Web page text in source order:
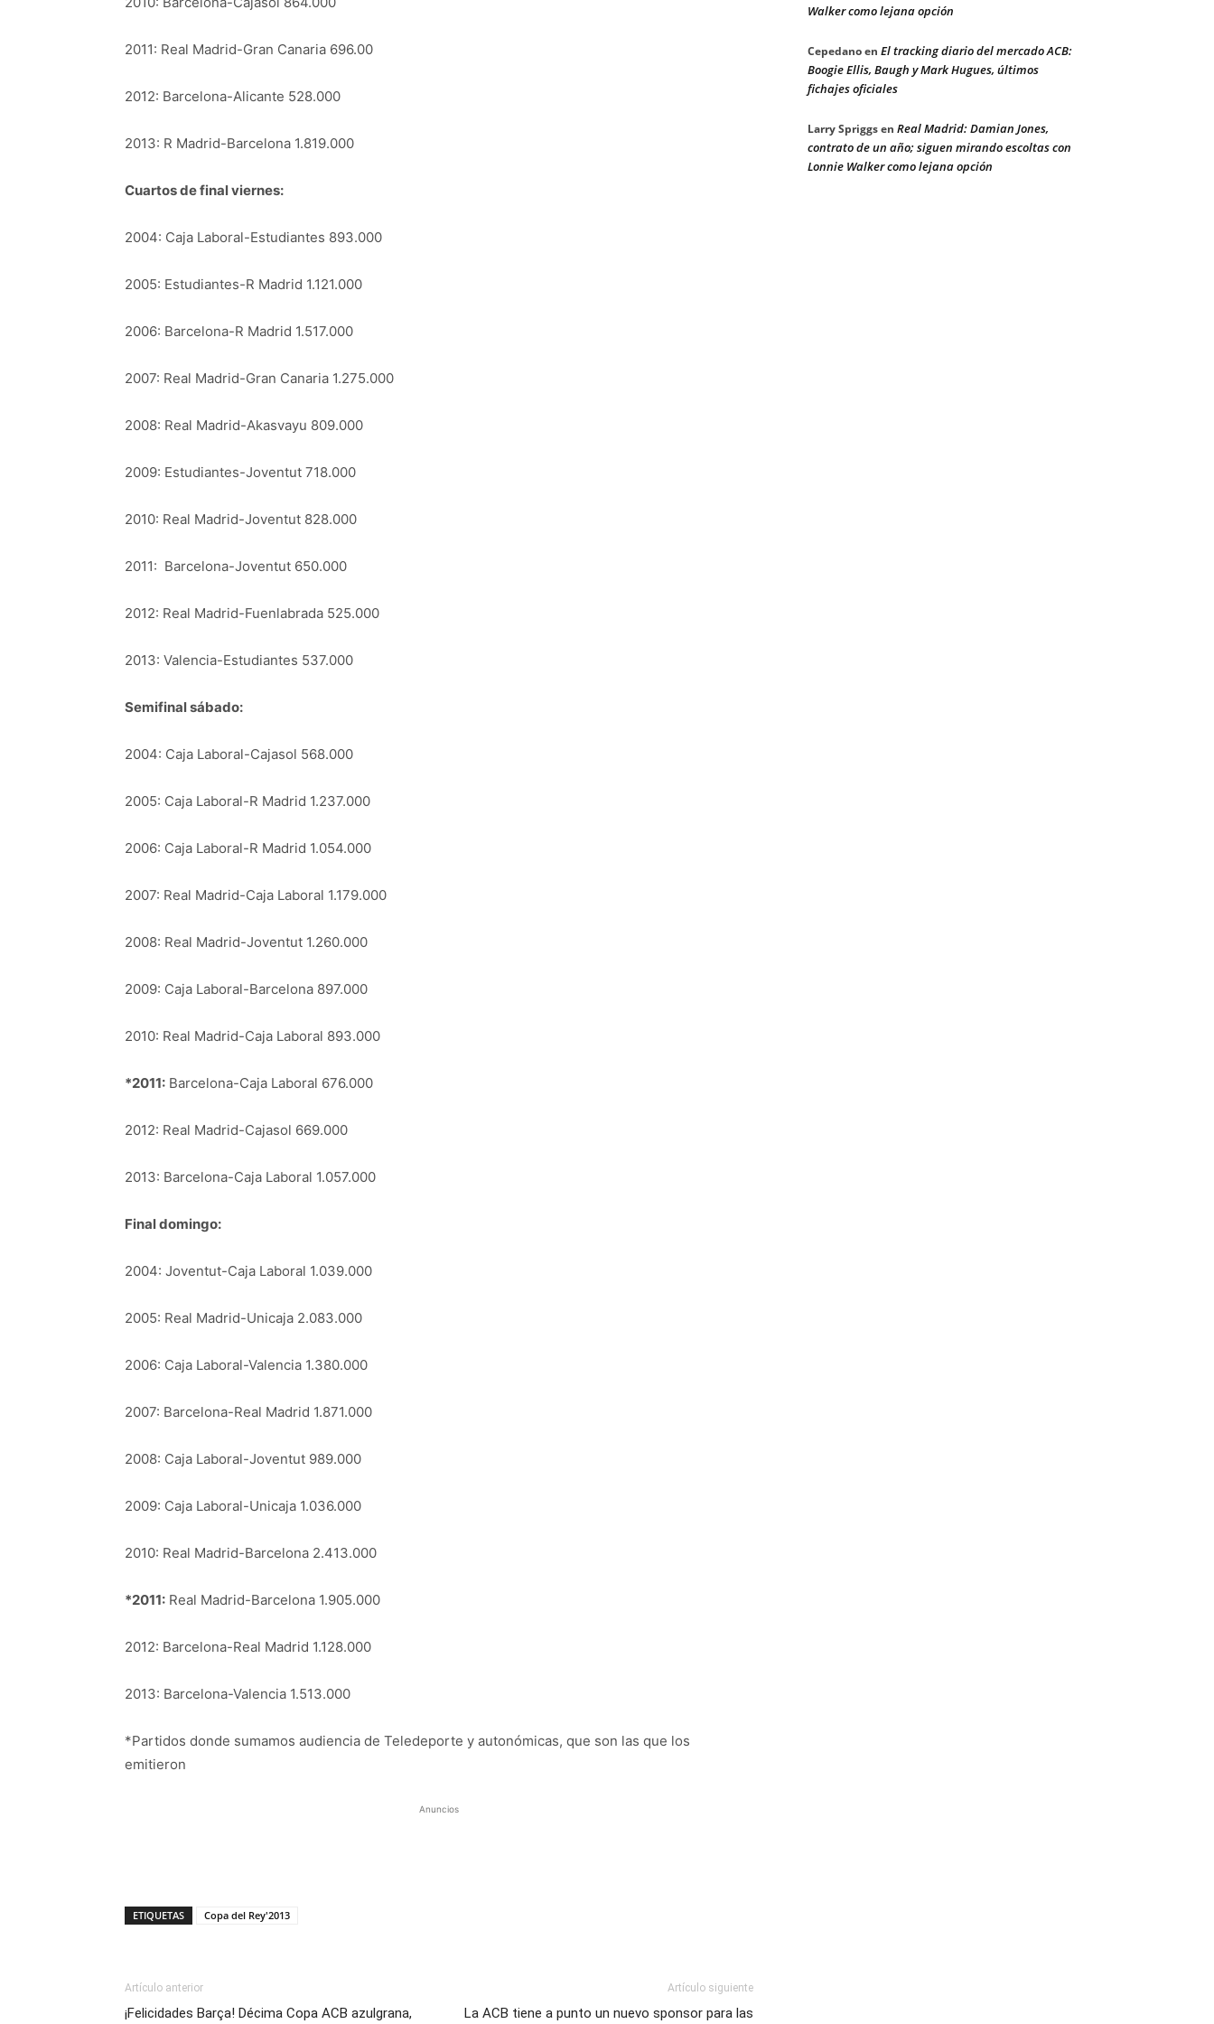
2011: Real Madrid-Gran Canaria 696.00
2012: Barcelona-Alicante 528.000
2013: R Madrid-Barcelona 1.819.000
Cuartos de final viernes:
2004: Caja Laboral-Estudiantes 893.000
2005: Estudiantes-R Madrid 1.121.000
2006: Barcelona-R Madrid 1.517.000
2007: Real Madrid-Gran Canaria 1.275.000
2008: Real Madrid-Akasvayu 809.000
2009: Estudiantes-Joventut 718.000
2010: Real Madrid-Joventut 828.000
2011: Barcelona-Joventut 650.000
2012: Real Madrid-Fuenlabrada 525.000
2013: Valencia-Estudiantes 537.000
Semifinal sábado:
2004: Caja Laboral-Cajasol 568.000
2005: Caja Laboral-R Madrid 1.237.000
2006: Caja Laboral-R Madrid 1.054.000
2007: Real Madrid-Caja Laboral 1.179.000
2008: Real Madrid-Joventut 1.260.000
2009: Caja Laboral-Barcelona 897.000
2010: Real Madrid-Caja Laboral 893.000
*2011: Barcelona-Caja Laboral 676.000
2012: Real Madrid-Cajasol 669.000
2013: Barcelona-Caja Laboral 1.057.000
Final domingo:
2004: Joventut-Caja Laboral 1.039.000
2005: Real Madrid-Unicaja 2.083.000
2006: Caja Laboral-Valencia 1.380.000
2007: Barcelona-Real Madrid 1.871.000
2008: Caja Laboral-Joventut 989.000
2009: Caja Laboral-Unicaja 1.036.000
2010: Real Madrid-Barcelona 2.413.000
*2011: Real Madrid-Barcelona 1.905.000
2012: Barcelona-Real Madrid 1.128.000
2013: Barcelona-Valencia 1.513.000
*Partidos donde sumamos audiencia de Teledeporte y autonómicas, que son las que los
emitieron
Anuncios
ETIQUETAS Copa del Rey'2013
Artículo anterior
¡Felicidades Barça! Décima Copa ACB azulgrana,
Artículo siguiente
La ACB tiene a punto un nuevo sponsor para las
Walker como lejana opción
Cepedanoen El tracking diario del mercado ACB:
Boogie Ellis, Baugh y Mark Hugues, últimos
fichajes oficiales
Larry Spriggsen Real Madrid: Damian Jones,
contrato de un año; siguen mirando escoltas con
Lonnie Walker como lejana opción